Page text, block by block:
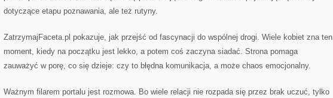
dotyczące etapu poznawania, ale też rutyny.
ZatrzymajFaceta.pl pokazuje, jak przejść od fascynacji do wspólnej drogi. Wiele kobiet zna ten
moment, kiedy na początku jest lekko, a potem coś zaczyna siadać. Strona pomaga
zauważyć w porę, co się dzieje: czy to błędna komunikacja, a może chaos emocjonalny.
Ważnym filarem portalu jest rozmowa. Bo wiele relacji nie rozpada się przez brak uczuć, tylko